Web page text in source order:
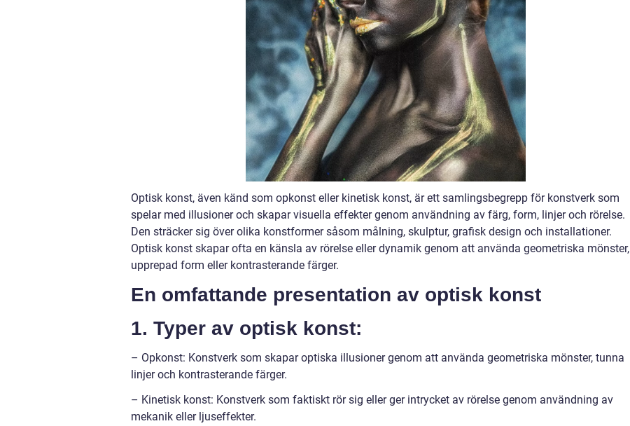
Optisk konst, även känd som opkonst eller kinetisk konst, är ett samlingsbegrepp för konstverk som
spelar med illusioner och skapar visuella effekter genom användning av färg, form, linjer och rörelse.
Den sträcker sig över olika konstformer såsom målning, skulptur, grafisk design och installationer.
Optisk konst skapar ofta en känsla av rörelse eller dynamik genom att använda geometriska mönster,
upprepad form eller kontrasterande färger.
En omfattande presentation av optisk konst
1. Typer av optisk konst:
– Opkonst: Konstverk som skapar optiska illusioner genom att använda geometriska mönster, tunna
linjer och kontrasterande färger.
– Kinetisk konst: Konstverk som faktiskt rör sig eller ger intrycket av rörelse genom användning av
mekanik eller ljuseffekter.